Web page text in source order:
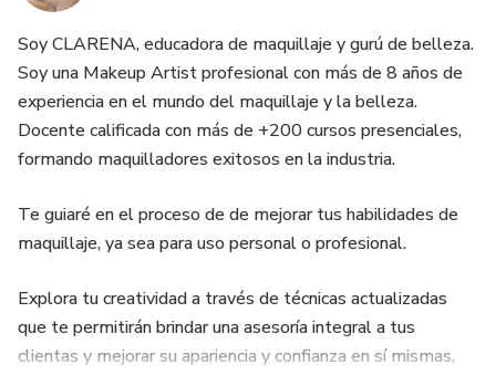
Soy CLARENA, educadora de maquillaje y gurú de belleza.
Soy una Makeup Artist profesional con más de 8 años de
experiencia en el mundo del maquillaje y la belleza.
Docente calificada con más de +200 cursos presenciales,
formando maquilladores exitosos en la industria.
Te guiaré en el proceso de de mejorar tus habilidades de
maquillaje, ya sea para uso personal o profesional.
Explora tu creatividad a través de técnicas actualizadas
que te permitirán brindar una asesoría integral a tus
clientas y mejorar su apariencia y confianza en sí mismas,